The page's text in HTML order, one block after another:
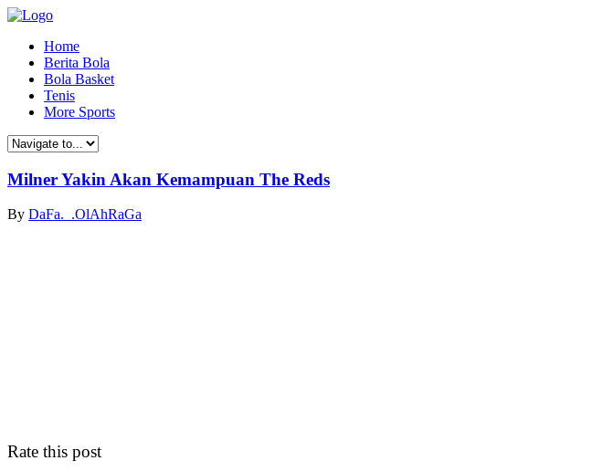
Home
Berita Bola
Bola Basket
Tenis
More Sports
Milner Yakin Akan Kemampuan The Reds
By DaFa._.OlAhRaGa
Rate this post